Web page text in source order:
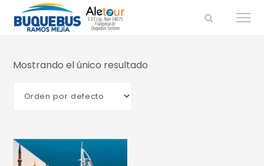
Saltar
la
principal
Saltar
contenido
Buquebus
Ramos
Mostrando el único resultado